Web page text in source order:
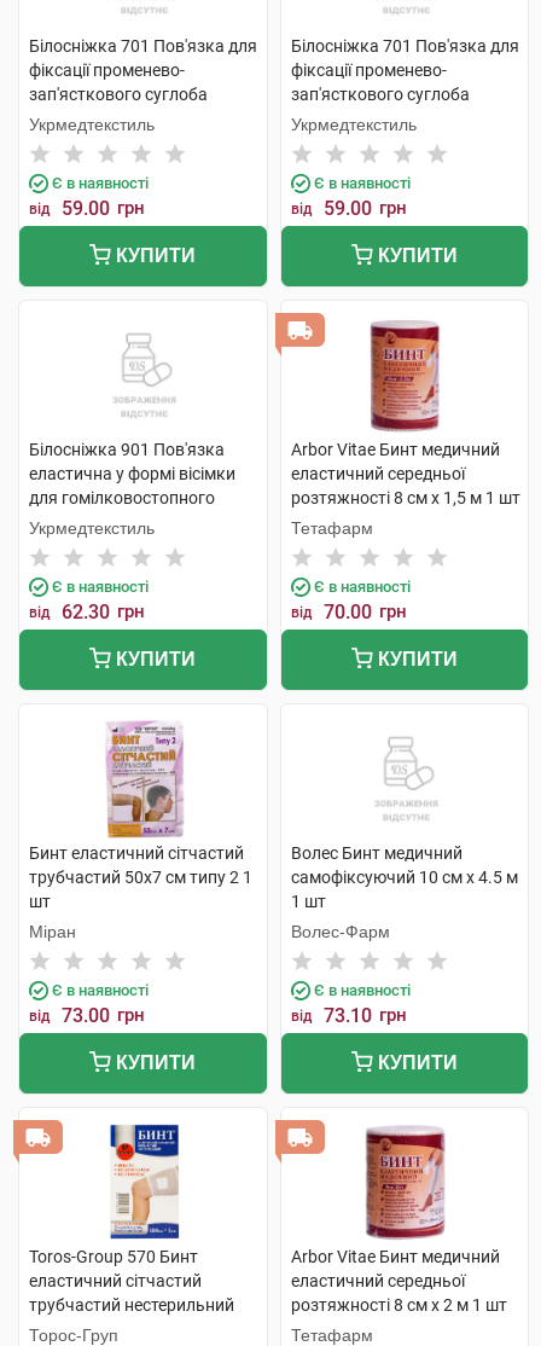
Білосніжка 701 Пов'язка для
фіксації променево-
зап'ясткового суглоба
розмір 3 (19-20см) 1 шт
Укрмедтекстиль
Є в наявності
від 59.00 грн
КУПИТИ
Білосніжка 701 Пов'язка для
фіксації променево-
зап'ясткового суглоба
розмір 4 (21-22см) 1 шт
Укрмедтекстиль
Є в наявності
від 59.00 грн
КУПИТИ
Білосніжка 901 Пов'язка
еластична у формі вісімки
для гомілковостопного
суглобу розмір 1 1 шт
Укрмедтекстиль
Є в наявності
від 62.30 грн
КУПИТИ
Arbor Vitae Бинт медичний
еластичний середньої
розтяжності 8 см х 1,5 м 1 шт
Тетафарм
Є в наявності
від 70.00 грн
КУПИТИ
Бинт еластичний сітчастий
трубчастий 50х7 см типу 2 1
шт
Міран
Є в наявності
від 73.00 грн
КУПИТИ
Волес Бинт медичний
самофіксуючий 10 см х 4.5 м
1 шт
Волес-Фарм
Є в наявності
від 73.10 грн
КУПИТИ
Toros-Group 570 Бинт
еластичний сітчастий
трубчастий нестерильний
100х5 см стегно та голова 1
Торос-Груп
Arbor Vitae Бинт медичний
еластичний середньої
розтяжності 8 см х 2 м 1 шт
Тетафарм